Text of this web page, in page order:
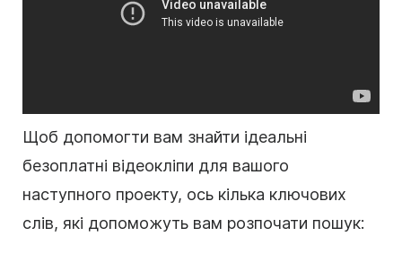
Щоб допомогти вам знайти ідеальні
безоплатні відеокліпи для вашого
наступного проекту, ось кілька ключових
слів, які допоможуть вам розпочати пошук: